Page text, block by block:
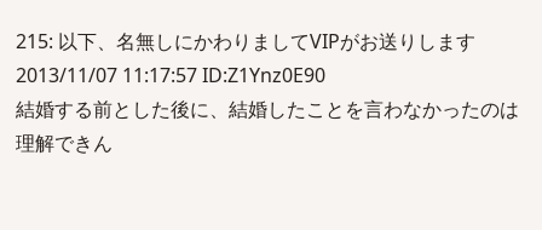
215: 以下、名無しにかわりましてVIPがお送りします
2013/11/07 11:17:57 ID:Z1Ynz0E90
結婚する前とした後に、結婚したことを言わなかったのは
理解できん